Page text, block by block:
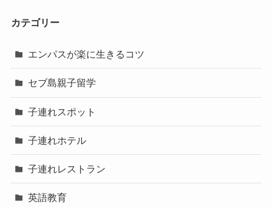
カテゴリー
エンパスが楽に生きるコツ
セブ島親子留学
子連れスポット
子連れホテル
子連れレストラン
英語教育